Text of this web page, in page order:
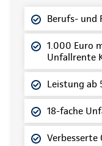
Berufs- und
1.000 Euro
Unfallrente
Leistung ab
18-fache
Verbesserte